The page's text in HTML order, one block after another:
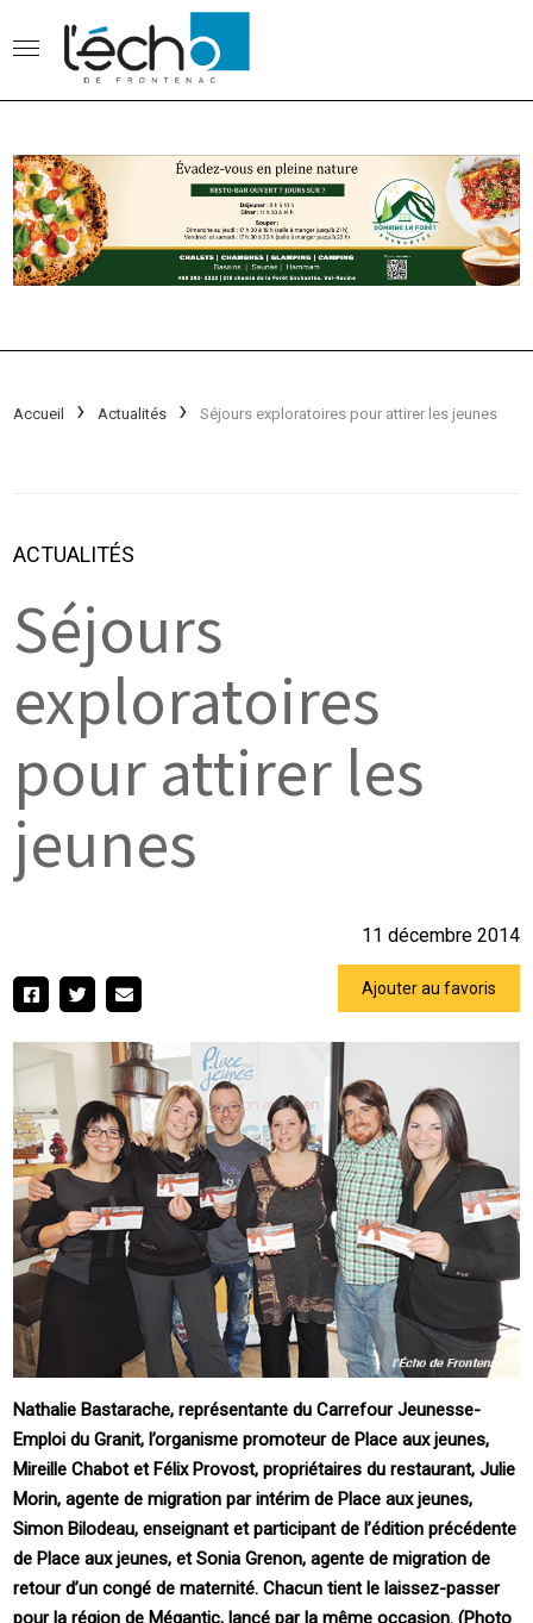
Accueil Actualités Séjours exploratoires pour attirer les jeunes
ACTUALITÉS
Séjours
exploratoires
pour attirer les
jeunes
11 décembre 2014
Ajouter au favoris
Nathalie Bastarache, représentante du Carrefour Jeunesse-
Emploi du Granit, l’organisme promoteur de Place aux jeunes,
Mireille Chabot et Félix Provost, propriétaires du restaurant, Julie
Morin, agente de migration par intérim de Place aux jeunes,
Simon Bilodeau, enseignant et participant de l’édition précédente
de Place aux jeunes, et Sonia Grenon, agente de migration de
retour d’un congé de maternité. Chacun tient le laissez-passer
pour la région de Mégantic, lancé par la même occasion. (Photo